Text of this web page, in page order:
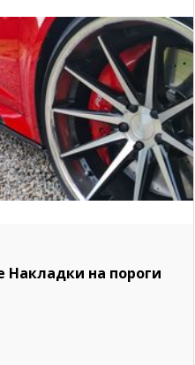
Накладки на пороги